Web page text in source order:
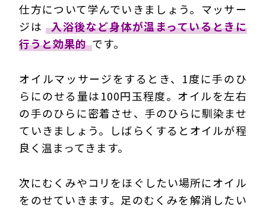
仕方について学んでいきましょう。マッサー
ジは 入浴後など身体が温まっているときに
行うと効果的 です。
オイルマッサージをするとき、1度に手のひ
らにのせる量は100円玉程度。オイルを左右
の手のひらに密着させ、手のひらに馴染ませ
ていきましょう。
しばらくするとオイルが程
良く温まってきます。
次にむくみやコリをほぐしたい場所にオイル
をのせていきます。足のむくみを解消したい